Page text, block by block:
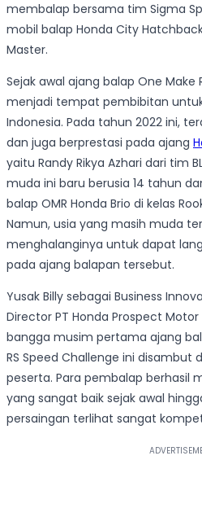
membalap bersama tim Sigma
mobil balap Honda City
Master.
Sejak awal ajang balap One Make
menjadi tempat pembibitan
Indonesia. Pada tahun 2022 ini,
dan juga berprestasi pada ajang
yaitu Randy Rikya Azhari dari tim
muda ini baru berusia 14 tahun
balap OMR Honda Brio di kelas
Namun, usia yang masih muda
menghalanginya untuk dapat
pada ajang balapan tersebut.
Yusak Billy sebagai Business
Director PT Honda Prospect
bangga musim pertama ajang
RS Speed Challenge ini disambut
peserta. Para pembalap berhasil
yang sangat baik sejak awal
persaingan terlihat sangat